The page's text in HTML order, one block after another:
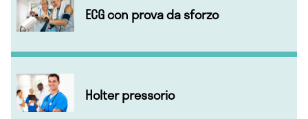
ECG con prova da sforzo
Holter pressorio